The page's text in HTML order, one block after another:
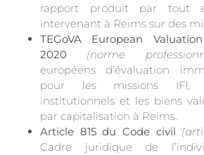
rapport produit par tout
intervenant à Reims sur des
TEGoVA European
2020
(norme
européens d’évaluation
pour les missions IFI,
institutionnels et les biens
par capitalisation à Reims.
Article 815 du Code civil
Cadre juridique de